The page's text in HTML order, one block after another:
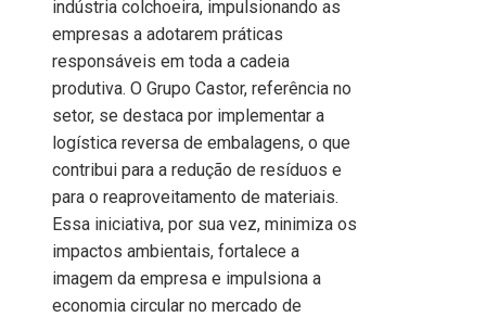
indústria colchoeira, impulsionando as
empresas a adotarem práticas
responsáveis em toda a cadeia
produtiva. O Grupo Castor, referência no
setor, se destaca por implementar a
logística reversa de embalagens, o que
contribui para a redução de resíduos e
para o reaproveitamento de materiais.
Essa iniciativa, por sua vez, minimiza os
impactos ambientais, fortalece a
imagem da empresa e impulsiona a
economia circular no mercado de